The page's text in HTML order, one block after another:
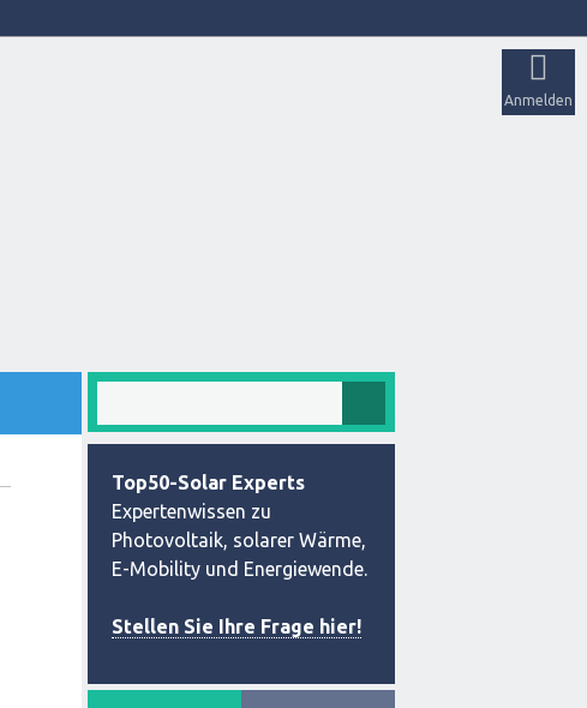
Anmelden
Top50-Solar Experts
Expertenwissen zu
Photovoltaik, solarer Wärme,
E-Mobility und Energiewende.
Stellen Sie Ihre Frage hier!